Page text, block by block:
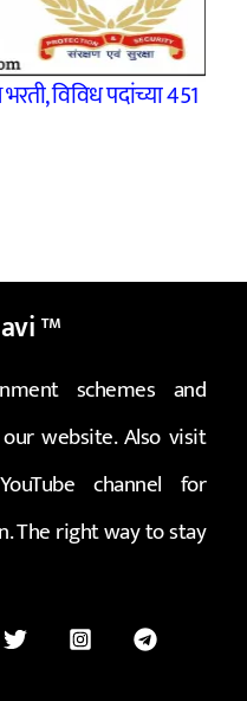
विविध पदांच्या 451
™
schemes and
website. Also visit
YouTube channel for
The right way to stay